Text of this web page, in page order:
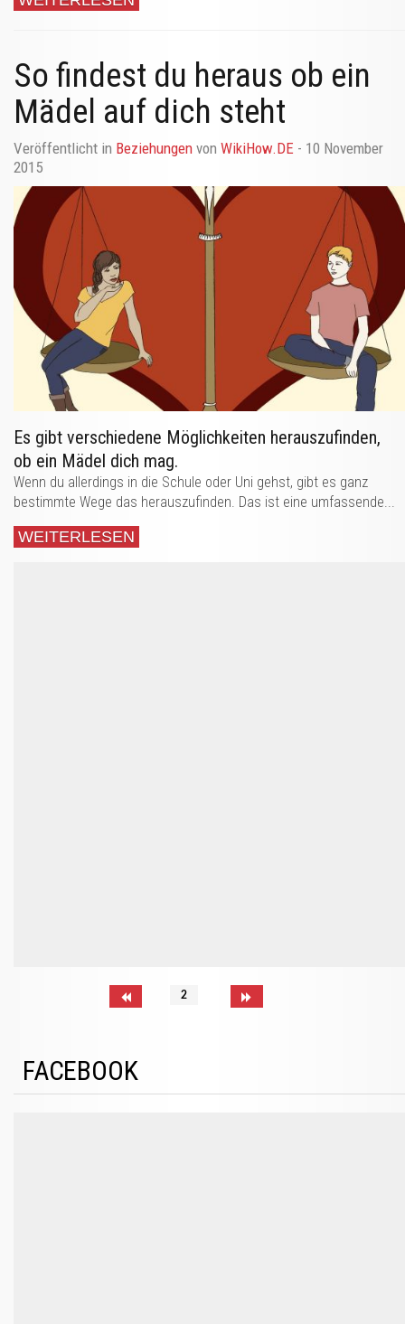
So findest du heraus ob ein
Mädel auf dich steht
Veröffentlicht in Beziehungen von WikiHow.DE - 10 November
2015
Es gibt verschiedene Möglichkeiten herauszufinden,
ob ein Mädel dich mag.
Wenn du allerdings in die Schule oder Uni gehst, gibt es ganz
bestimmte Wege das herauszufinden. Das ist eine umfassende...
WEITERLESEN
2
FACEBOOK